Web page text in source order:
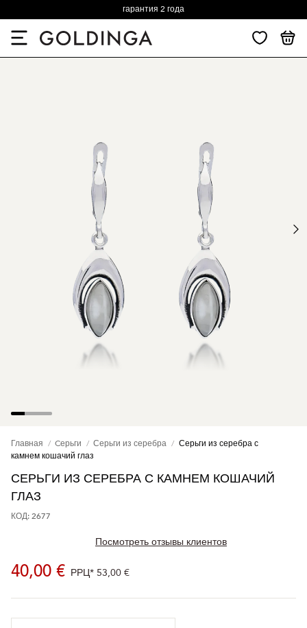
гарантия 2 года
Главная Cерьги Серьги из серебра
Серьги из серебра с
камнем кошачий глаз
СЕРЬГИ ИЗ СЕРЕБРА С КАМНЕМ КОШАЧИЙ
ГЛАЗ
КОД: 2677
Посмотреть отзывы клиентов
40,00 € РРЦ* 53,00 €